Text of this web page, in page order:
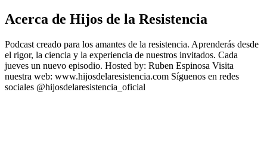
Acerca de Hijos de la Resistencia
Podcast creado para los amantes de la resistencia. Aprenderás desde
el rigor, la ciencia y la experiencia de nuestros invitados. Cada
jueves un nuevo episodio. Hosted by: Ruben Espinosa Visita
nuestra web: www.hijosdelaresistencia.com Síguenos en redes
sociales @hijosdelaresistencia_oficial